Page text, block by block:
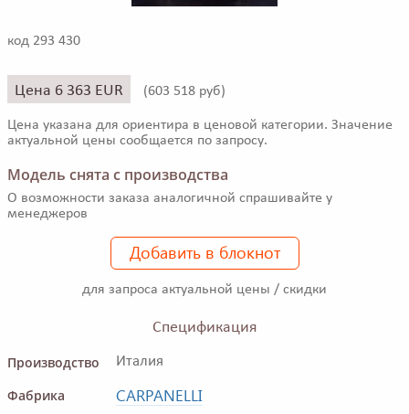
код 293 430
Цена 6 363 EUR (603 518 руб)
Цена указана для ориентира в ценовой категории. Значение
актуальной цены сообщается по запросу.
Модель снята с производства
О возможности заказа аналогичной спрашивайте у
менеджеров
Добавить в блокнот
для запроса актуальной цены / скидки
Спецификация
Производство
Италия
Фабрика CARPANELLI